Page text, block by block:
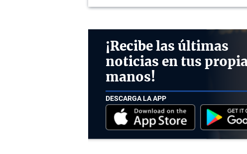
¡Recibe las últimas
noticias en tus
manos!
DESCARGA LA APP